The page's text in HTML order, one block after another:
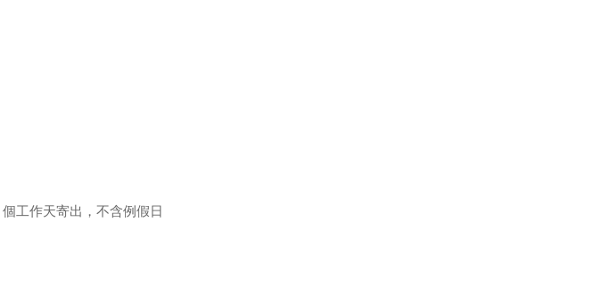
個工作天寄出，不含例假日